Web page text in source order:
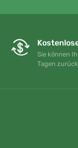
Sie können
Tagen